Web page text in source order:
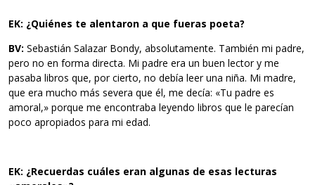
EK: ¿Quiénes te alentaron a que fueras poeta?
BV: Sebastián Salazar Bondy, absolutamente. También mi padre,
pero no en forma directa. Mi padre era un buen lector y me
pasaba libros que, por cierto, no debía leer una niña. Mi madre,
que era mucho más severa que él, me decía: «Tu padre es
amoral,» porque me encontraba leyendo libros que le parecían
poco apropiados para mi edad.
EK: ¿Recuerdas cuáles eran algunas de esas lecturas